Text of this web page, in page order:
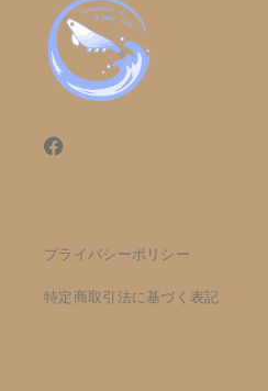
プライバシーポリシー
特定商取引法に基づく表記